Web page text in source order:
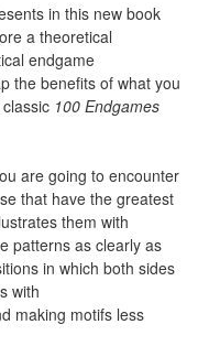
in this new book
a theoretical
endgame
the benefits of what you
100 Endgames
are going to encounter
that have the greatest
them with
patterns as clearly as
in which both sides
with
making motifs less